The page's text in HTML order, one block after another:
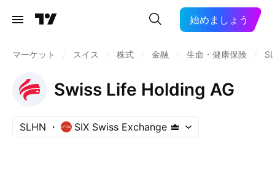
始めましょう
マーケット スイス 株式 金融 生命・健康保険
Swiss Life Holding AG
SLHN SIX Swiss Exchange